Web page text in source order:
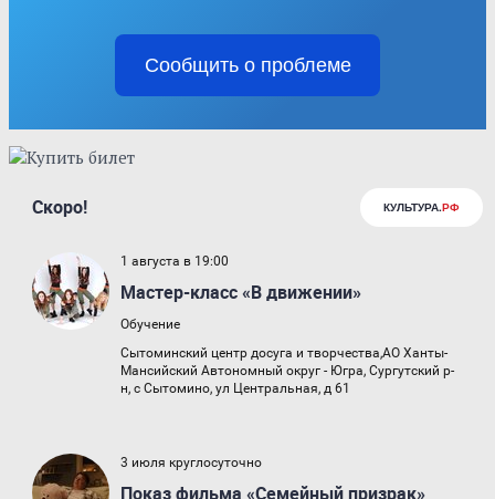
Сообщить о проблеме